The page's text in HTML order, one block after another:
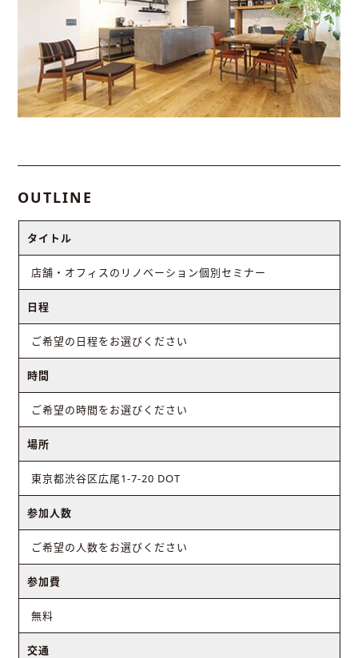
OUTLINE
タイトル
店舗・オフィスのリノベーション個別セミナー
日程
ご希望の日程をお選びください
時間
ご希望の時間をお選びください
場所
東京都渋谷区広尾1-7-20 DOT
参加人数
ご希望の人数をお選びください
参加費
無料
交通